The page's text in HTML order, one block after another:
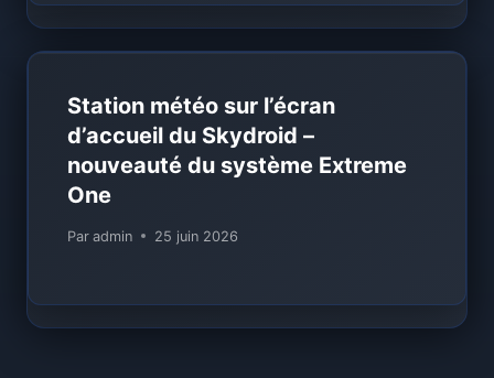
Station météo sur l’écran
d’accueil du Skydroid –
nouveauté du système Extreme
One
Par admin 25 juin 2026